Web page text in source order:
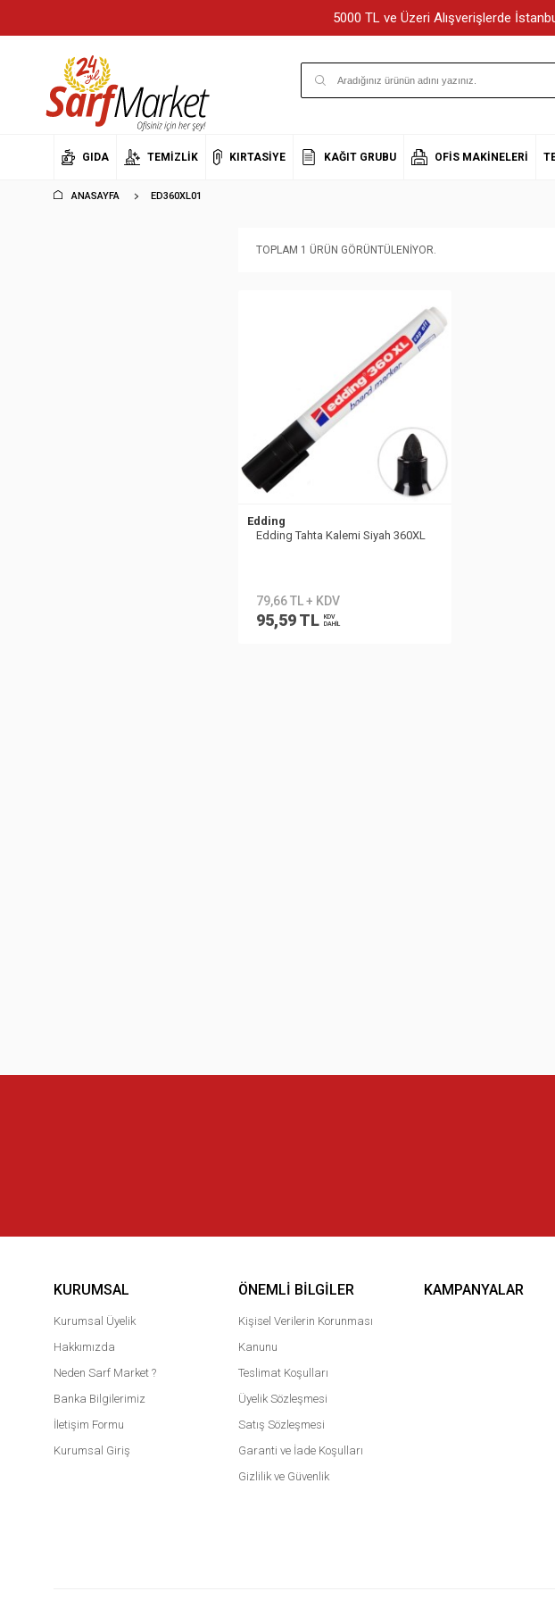
5000 TL ve Üzeri Alışverişlerde
GIDA TEMIZLIK KIRTASIYE KAĞIT GRUBU OFIS MAKINELERI
ANASAYFA ED360XL01
TOPLAM 1 ÜRÜN GÖRÜNTÜLENIYOR.
Edding
Edding Tahta Kalemi Siyah 360XL
79,66 TL + KDV
95,59 TL
KDV
DAHİL
KURUMSAL
Kurumsal Üyelik
Hakkımızda
Neden Sarf Market ?
Banka Bilgilerimiz
İletişim Formu
Kurumsal Giriş
ÖNEMLI BILGILER
Kişisel Verilerin Korunması
Kanunu
Teslimat Koşulları
Üyelik Sözleşmesi
Satış Sözleşmesi
Garanti ve İade Koşulları
Gizlilik ve Güvenlik
KAMPANYALAR